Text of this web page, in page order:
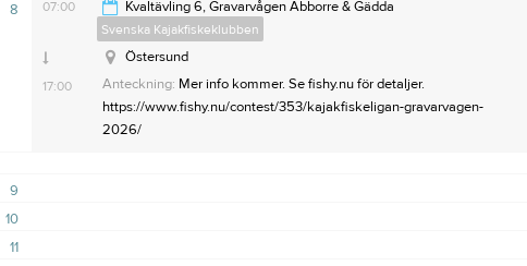
8
07:00
Kvaltävling 6, Gravarvågen Abborre & Gädda
Svenska Kajakfiskeklubben
17:00
Östersund
Anteckning: Mer info kommer. Se fishy.nu för detaljer.
https://www.fishy.nu/contest/353/kajakfiskeligan-gravarvagen-
2026/
9
10
11